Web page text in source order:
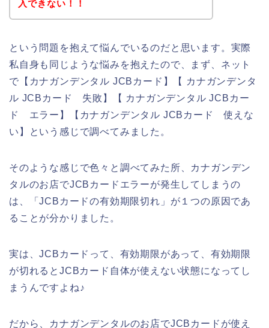
入できない！！
という問題を抱えて悩んでいるのだと思います。実際
私自身も同じような悩みを抱えたので、まず、ネット
で【カナガンデンタル JCBカード】【 カナガンデンタ
ル JCBカード 失敗】【 カナガンデンタル JCBカー
ド エラー】【カナガンデンタル JCBカード 使えな
い】という感じで調べてみました。
そのような感じで色々と調べてみた所、カナガンデン
タルのお店でJCBカードエラーが発生してしまうの
は、「JCBカードの有効期限切れ」が１つの原因であ
ることが分かりました。
実は、JCBカードって、有効期限があって、有効期限
が切れるとJCBカード自体が使えない状態になってし
まうんですよね♪
だから、カナガンデンタルのお店でJCBカードが使え